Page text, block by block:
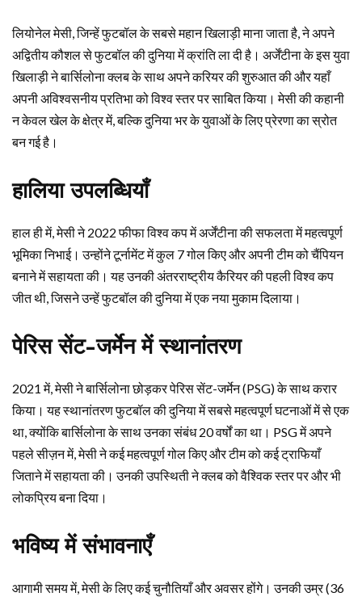
लियोनेल मेसी, जिन्हें फुटबॉल के सबसे महान खिलाड़ी माना जाता है, ने अपने
अद्वितीय कौशल से फुटबॉल की दुनिया में क्रांति ला दी है। अर्जेंटीना के इस युवा
खिलाड़ी ने बार्सिलोना क्लब के साथ अपने करियर की शुरुआत की और यहाँ
अपनी अविश्वसनीय प्रतिभा को विश्व स्तर पर साबित किया। मेसी की कहानी
न केवल खेल के क्षेत्र में, बल्कि दुनिया भर के युवाओं के लिए प्रेरणा का स्रोत
बन गई है।
हालिया उपलब्धियाँ
हाल ही में, मेसी ने 2022 फीफा विश्व कप में अर्जेंटीना की सफलता में महत्वपूर्ण
भूमिका निभाई। उन्होंने टूर्नामेंट में कुल 7 गोल किए और अपनी टीम को चैंपियन
बनाने में सहायता की। यह उनकी अंतरराष्ट्रीय कैरियर की पहली विश्व कप
जीत थी, जिसने उन्हें फुटबॉल की दुनिया में एक नया मुकाम दिलाया।
पेरिस सेंट-जर्मेन में स्थानांतरण
2021 में, मेसी ने बार्सिलोना छोड़कर पेरिस सेंट-जर्मेन (PSG) के साथ करार
किया। यह स्थानांतरण फुटबॉल की दुनिया में सबसे महत्वपूर्ण घटनाओं में से एक
था, क्योंकि बार्सिलोना के साथ उनका संबंध 20 वर्षों का था। PSG में अपने
पहले सीज़न में, मेसी ने कई महत्वपूर्ण गोल किए और टीम को कई ट्राफियाँ
जिताने में सहायता की। उनकी उपस्थिती ने क्लब को वैश्विक स्तर पर और भी
लोकप्रिय बना दिया।
भविष्य में संभावनाएँ
आगामी समय में, मेसी के लिए कई चुनौतियाँ और अवसर होंगे। उनकी उम्र (36